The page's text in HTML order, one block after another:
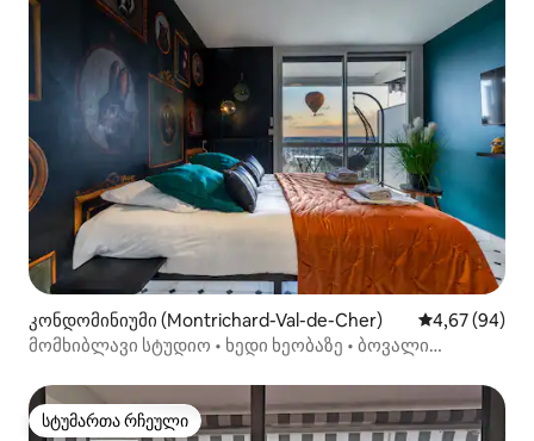
კონდომინიუმი (Montrichard-Val-de-Cher) საშუალო
4,67 (94)
მომხიბლავი სტუდიო • ხედი ხეობაზე • ბოვალი
სტუმართა რჩეული
სტუმართა რჩეული